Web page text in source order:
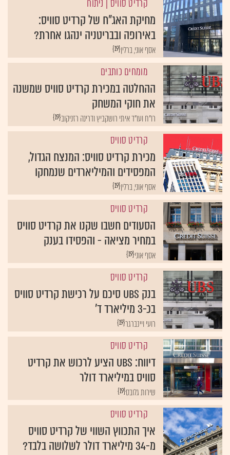
מחיקת האג"ח של קרדיט סוויס:
באירופה ובבריטניה ינהגו אחרת?
{19} אסף אוני, ברלין
ההחלטה במכירת קרדיט סוויס שמשנה
את חוקי המשחק
רו"ח ועו"ד איתי רושקביץ ודרינה רזניקוב
מכירת קרדיט סוויס: המנצח הגדול,
המפסידים והמיליארדים שנמחקו
{19}אסף אוני, ברלין
הסעודים חשבו שקנו את קרדיט סוויס
במחיר מציאה - והפסידו בענק
אסף אוני
בנק UBS סיכם על רכישת קרדיט סוויס
בכ-3 מיליארד ד'
{19} רועי ויינברגר
דיווח: UBS הציע לרכוש את קרדיט
סוויס במיליארד דולר
{19}שירות גלובס
איך התכווץ השווי של קרדיט סוויס
מ-34 מיליארד דולר לשלושה בלבד?
{19}עדי טננבאום